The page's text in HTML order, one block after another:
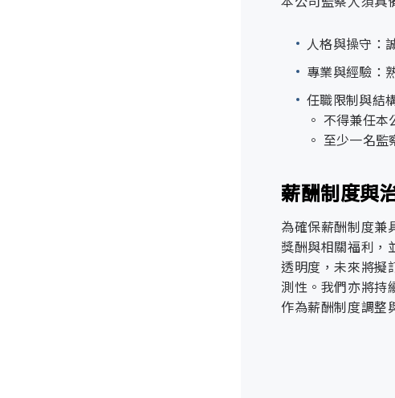
人格與操守：
專業與經驗：
任職限制與結
。 不得兼任
。 至少一名
薪酬制度與
為確保薪酬制度兼
獎酬與相關福利，
透明度，未來將擬
測性。我們亦將持
作為薪酬制度調整
管理處
公關行銷部
人資部
總務部
採購部
勞動力流失
管理
客戶資料與隱私
資訊安全事